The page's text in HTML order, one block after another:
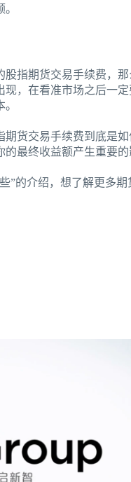
指期货交易手续费，
，在看准市场之后一
货交易手续费到底是
最终收益额产生重要的
”的介绍，想了解更多